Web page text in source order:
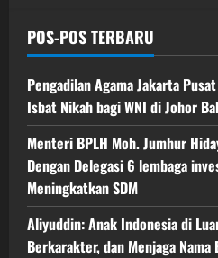
POS-POS TERBARU
Pengadilan Agama Jakarta
Isbat Nikah bagi WNI di Johor
Menteri BPLH Moh. Jumhur
Dengan Delegasi 6 lembaga
Meningkatkan SDM
Aliyuddin: Anak Indonesia di
Berkarakter, dan Menjaga Nama